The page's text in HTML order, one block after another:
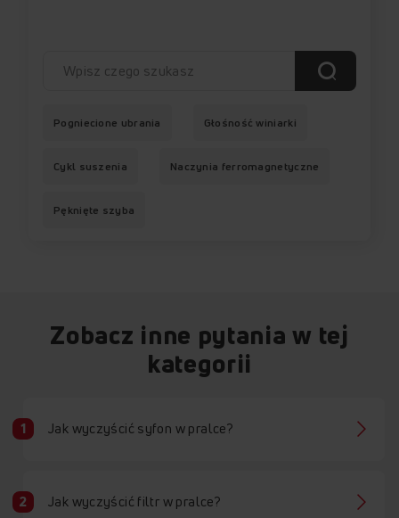
Pogniecione ubrania Głośność winiarki
Cykl suszenia Naczynia ferromagnetyczne
Pęknięte szyba
Zobacz inne pytania w tej
kategorii
Jak wyczyścić syfon w pralce?
Jak wyczyścić filtr w pralce?